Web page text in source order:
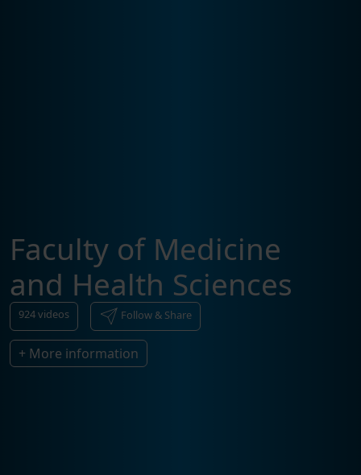
Faculty of Medicine
and Health Sciences
924videos Follow & Share
+ More information